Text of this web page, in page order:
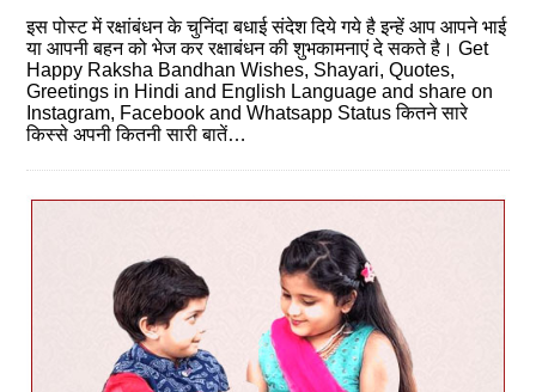
इस पोस्‍ट में रक्षांबंधन के चुनिंदा बधाई संदेश दिये गये है इन्‍हें आप आपने भाई
या आपनी बहन को भेज कर रक्षाबंधन की शुभकामनाएं दे सकते है। Get
Happy Raksha Bandhan Wishes, Shayari, Quotes,
Greetings in Hindi and English Language and share on
Instagram, Facebook and Whatsapp Status कितने सारे
किस्से अपनी कितनी सारी बातें…